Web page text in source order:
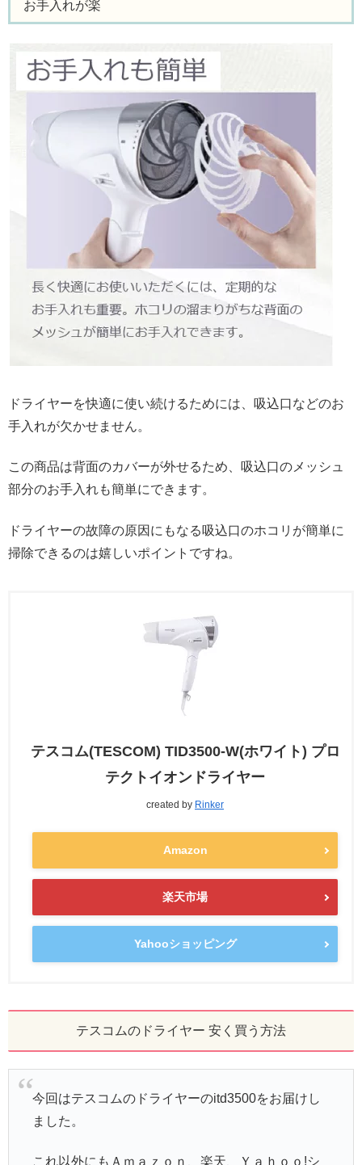
お手入れが楽
ドライヤーを快適に使い続けるためには、吸込口などのお
手入れが欠かせません。
この商品は背面のカバーが外せるため、吸込口のメッシュ
部分のお手入れも簡単にできます。
ドライヤーの故障の原因にもなる吸込口のホコリが簡単に
掃除できるのは嬉しいポイントですね。
テスコム(TESCOM) TID3500-W(ホワイト) プロ
テクトイオンドライヤー
created by Rinker
Amazon
楽天市場
Yahooショッピング
テスコムのドライヤー 安く買う方法
今回はテスコムのドライヤーのitd3500をお届けし
ました。
これ以外にもＡｍａｚｏｎ、楽天、Ｙａｈｏｏ!シ